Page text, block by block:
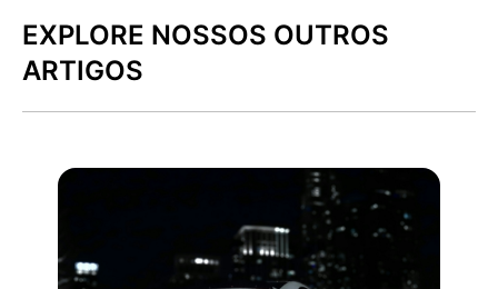
EXPLORE NOSSOS OUTROS
ARTIGOS